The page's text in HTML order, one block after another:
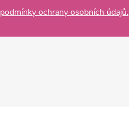
podmínky ochrany osobních údajů.